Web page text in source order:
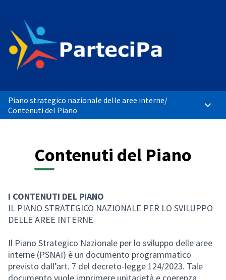
Piano strategico nazionale delle aree interne/
Contenuti del Piano
Contenuti del Piano
I CONTENUTI DEL PIANO
IL PIANO STRATEGICO NAZIONALE PER LO SVILUPPO
DELLE AREE INTERNE
Il Piano Strategico Nazionale per lo sviluppo delle aree
interne (PSNAI) è un documento programmatico
previsto dall’art. 7 del decreto-legge 124/2023. Tale
documento vuole imprimere unitarietà e coerenza